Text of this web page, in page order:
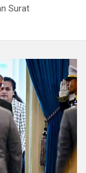
Cegah
AI
Liar dalam
di Bengkulu,
Digagalkan Polisi
Surat